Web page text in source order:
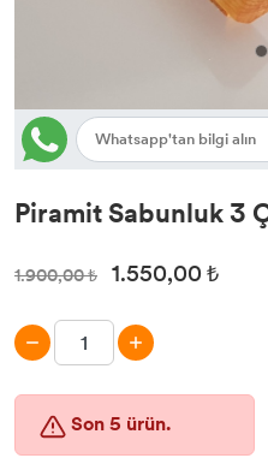
Piramit Sabunluk 3
1.900,00 ₺ 1.550,00 ₺
Son 5 ürün.